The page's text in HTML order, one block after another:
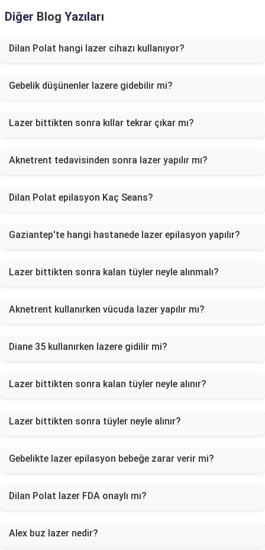
Diğer Blog Yazıları
Dilan Polat hangi lazer cihazı kullanıyor?
Gebelik düşünenler lazere gidebilir mi?
Lazer bittikten sonra kıllar tekrar çıkar mı?
Aknetrent tedavisinden sonra lazer yapılır mı?
Dilan Polat epilasyon Kaç Seans?
Gaziantep'te hangi hastanede lazer epilasyon yapılır?
Lazer bittikten sonra kalan tüyler neyle alınmalı?
Aknetrent kullanırken vücuda lazer yapılır mı?
Diane 35 kullanırken lazere gidilir mi?
Lazer bittikten sonra kalan tüyler neyle alınır?
Lazer bittikten sonra tüyler neyle alınır?
Gebelikte lazer epilasyon bebeğe zarar verir mi?
Dilan Polat lazer FDA onaylı mı?
Alex buz lazer nedir?